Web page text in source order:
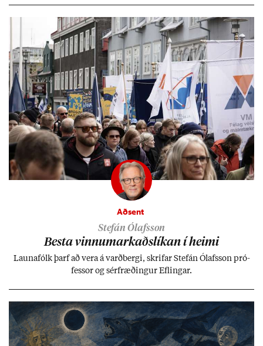
Aðsent
Stefán Ólafsson
Besta vinnu­mark­aðs­lík­an í heimi
Launa­fólk þarf að vera á varð­bergi, skrif­ar Stefán Ólafs­son pró­
fess­or og sér­fræð­ing­ur Efl­ing­ar.